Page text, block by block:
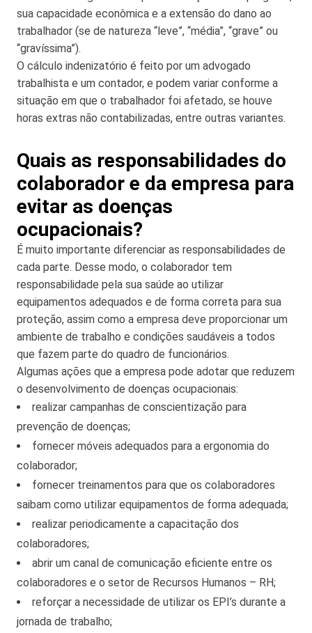
sua capacidade econômica e a extensão do dano ao
trabalhador (se de natureza “leve”, “média”, “grave” ou
“gravíssima”).
O cálculo indenizatório é feito por um advogado
trabalhista e um contador, e podem variar conforme a
situação em que o trabalhador foi afetado, se houve
horas extras não contabilizadas, entre outras variantes.
Quais as responsabilidades do
colaborador e da empresa para
evitar as doenças
ocupacionais?
É muito importante diferenciar as responsabilidades de
cada parte. Desse modo, o colaborador tem
responsabilidade pela sua saúde ao utilizar
equipamentos adequados e de forma correta para sua
proteção, assim como a empresa deve proporcionar um
ambiente de trabalho e condições saudáveis a todos
que fazem parte do quadro de funcionários.
Algumas ações que a empresa pode adotar que reduzem
o desenvolvimento de doenças ocupacionais:
realizar campanhas de conscientização para
prevenção de doenças;
fornecer móveis adequados para a ergonomia do
colaborador;
fornecer treinamentos para que os colaboradores
saibam como utilizar equipamentos de forma adequada;
realizar periodicamente a capacitação dos
colaboradores;
abrir um canal de comunicação eficiente entre os
colaboradores e o setor de Recursos Humanos – RH;
reforçar a necessidade de utilizar os EPI’s durante a
jornada de trabalho;